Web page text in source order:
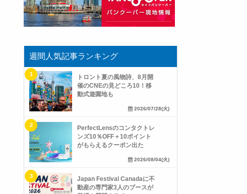
週間人気記事ランキング
トロント夏の風物詩、8月開
催のCNEの見どころ10！移
動式遊園地も
2026/07/28(火)
PerfectLensのコンタクトレ
ンズ10％OFF＋10ポイント
がもらえるクーポン出た
2026/08/04(火)
Japan Festival Canadaに不
動産の専門家3人のブースが